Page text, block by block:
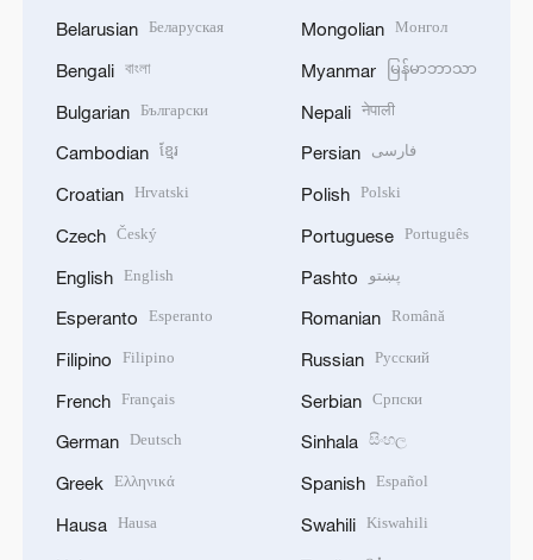
Belarusian Беларуская
Bengali বাংলা
Bulgarian Български
Cambodian ខ្មែរ
Croatian Hrvatski
Czech Český
English English
Esperanto Esperanto
Filipino Filipino
French Français
German Deutsch
Greek Ελληνικά
Hausa Hausa
Mongolian Монгол
Myanmar မြန်မာဘာသာ
Nepali नेपाली
Persian فارسی
Polish Polski
Portuguese Português
Pashto پښتو
Romanian Română
Russian Русский
Serbian Српски
Sinhala සිංහල
Spanish Español
Swahili Kiswahili